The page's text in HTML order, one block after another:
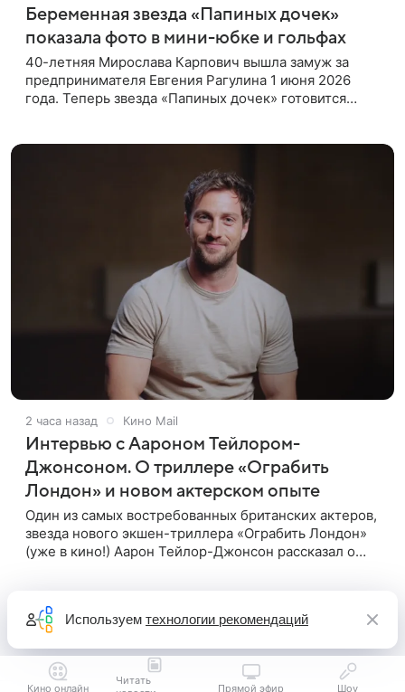
Беременная звезда «Папиных дочек»
показала фото в мини-юбке и гольфах
40-летняя Мирослава Карпович вышла замуж за
предпринимателя Евгения Рагулина 1 июня 2026
года. Теперь звезда «Папиных дочек» готовится
2 часа назад Кино Mail
Интервью с Аароном Тейлором-
Джонсоном. О триллере «Ограбить
Лондон» и новом актерском опыте
Один из самых востребованных британских актеров,
звезда нового экшен-триллера «Ограбить Лондон»
(уже в кино!) Аарон Тейлор-Джонсон рассказал о
Кино онлайн
Читать
Прямой эфир Шоу
Используем технологии рекомендаций